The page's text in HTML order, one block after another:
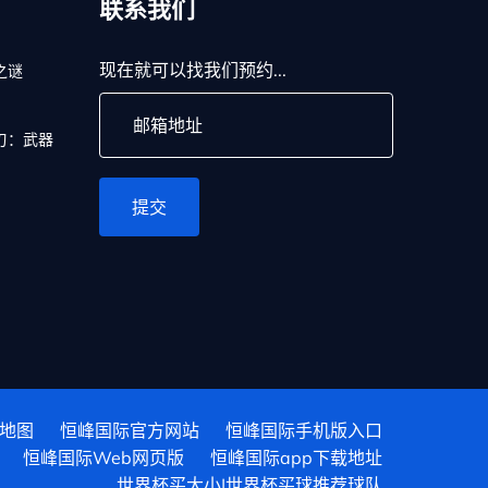
谜
：武器
联系我们
现在就可以找我们预约...
提交
图 恒峰国际官方网站
恒峰国际手机版入口
恒峰国际Web网页版
恒峰国际app下载地址